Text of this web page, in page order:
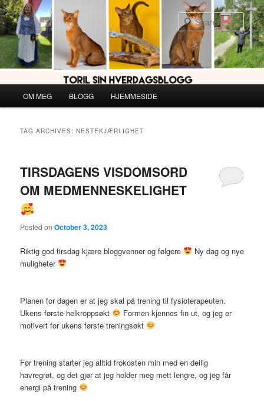
Skip
to
primary
content
Skip
to
secondary
content
OM MEG BLOGG HJEMMESIDE
TAG ARCHIVES:NESTEKJÆRLIGHET
TIRSDAGENS VISDOMSORD
OM MEDMENNESKELIGHET
Posted onOctober 3, 2023
Riktig god tirsdag kjære bloggvenner og følgere
Ny dag og nye
muligheter
Planen for dagen er at jeg skal på trening til fysioterapeuten.
Ukens første helkroppsøkt
Formen kjennes fin ut, og jeg er
motivert for ukens første treningsøkt
Før trening starter jeg alltid frokosten min med en deilig
havregrøt, og det gjør at jeg holder meg mett lengre, og jeg får
energi på trening